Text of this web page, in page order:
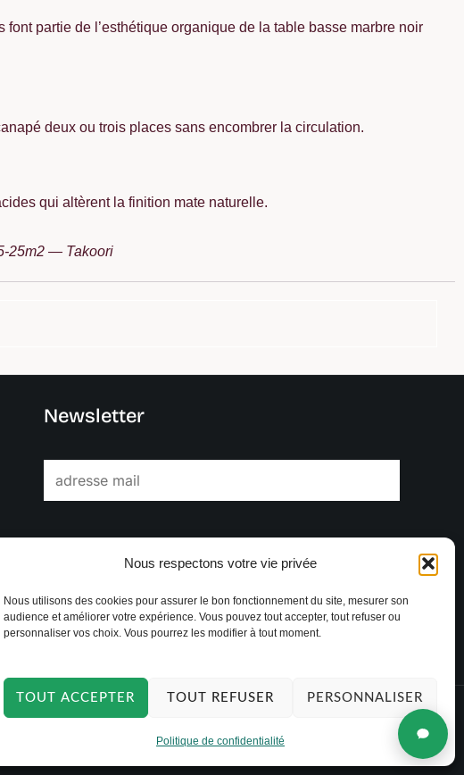
Nous respectons votre vie privée
Nous utilisons des cookies pour assurer le bon fonctionnement du site, mesurer son
audience et améliorer votre expérience. Vous pouvez tout accepter, tout refuser ou
personnaliser vos choix. Vous pourrez les modifier à tout moment.
TOUT ACCEPTER TOUT REFUSER PERSONNALISER
Politique de confidentialité
partie de l’esthétique organique de la table basse marbre noir
deux ou trois places sans encombrer la circulation.
qui altèrent la finition mate naturelle.
25m2 — Takoori
Newsletter
m
*
JE M'INSCRIS